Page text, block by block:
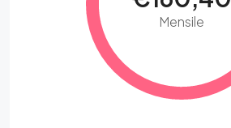
Mensile